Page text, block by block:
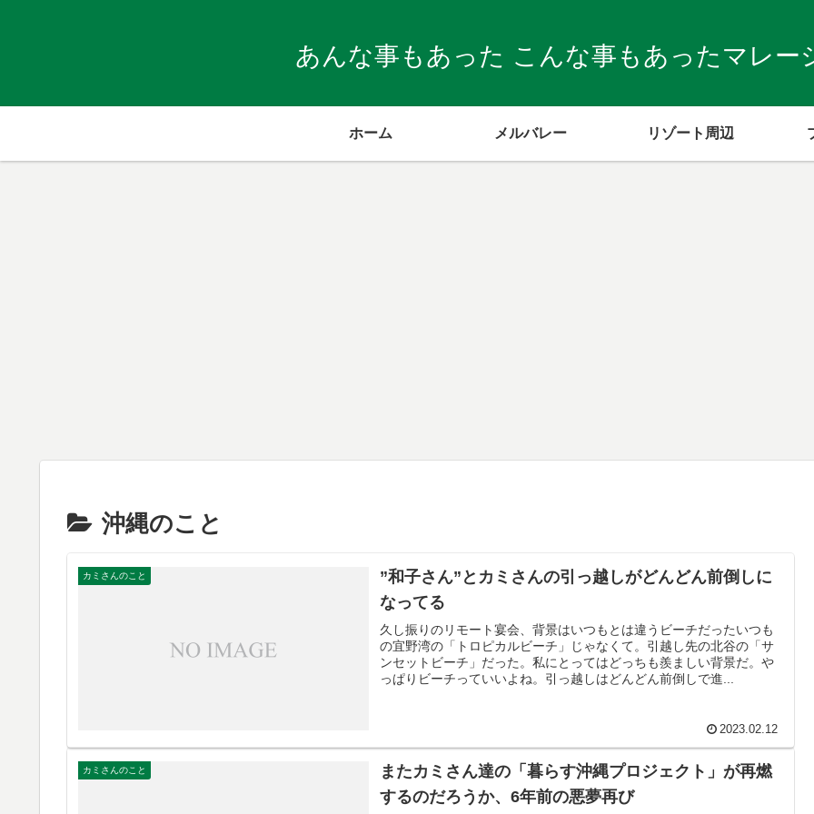
あんな事もあった こんな事もあったマレー
ホーム メルバレー リゾート周辺
沖縄のこと
カミさんのこと
”和子さん”とカミさんの引っ越しがどんどん前倒しに
なってる
久し振りのリモート宴会、背景はいつもとは違うビーチだったいつも
の宜野湾の「トロピカルビーチ」じゃなくて。引越し先の北谷の「サ
ンセットビーチ」だった。私にとってはどっちも羨ましい背景だ。や
っぱりビーチっていいよね。引っ越しはどんどん前倒しで進...
2023.02.12
カミさんのこと
またカミさん達の「暮らす沖縄プロジェクト」が再燃
するのだろうか、6年前の悪夢再び